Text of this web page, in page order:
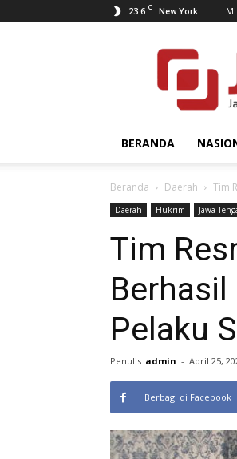
23.6 C New York
JNN.co.id
BERANDA
Beranda Daerah Tim
Daerah Hukrim Jawa
Tim
Berhasil
Pelaku
Penulis admin - April 25,
Berbagi di Facebook